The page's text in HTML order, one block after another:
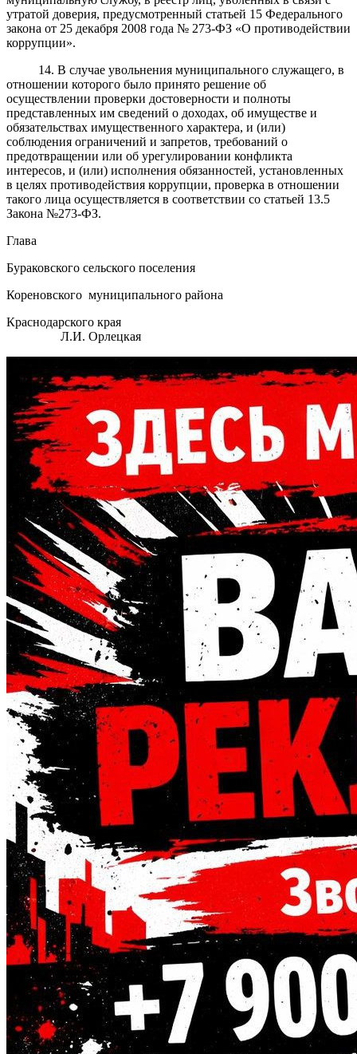
утратой доверия, предусмотренный статьей 15 Федерального
закона от 25 декабря 2008 года № 273-ФЗ «О противодействии
коррупции».
14. В случае увольнения муниципального служащего, в
отношении которого было принято решение об
осуществлении проверки достоверности и полноты
представленных им сведений о доходах, об имуществе и
обязательствах имущественного характера, и (или)
соблюдения ограничений и запретов, требований о
предотвращении или об урегулировании конфликта
интересов, и (или) исполнения обязанностей, установленных
в целях противодействия коррупции, проверка в отношении
такого лица осуществляется в соответствии со статьей 13.5
Закона №273-ФЗ.
Глава
Бураковского сельского поселения
Кореновского муниципального района
Краснодарского края
Л.И. Орлецкая